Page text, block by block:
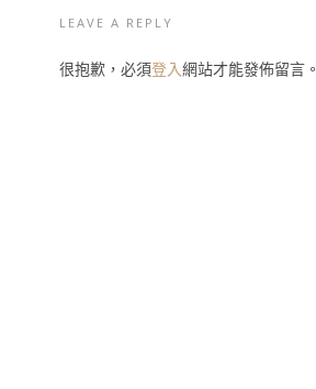
LEAVE A REPLY
很抱歉，必須登入網站才能發佈留言。